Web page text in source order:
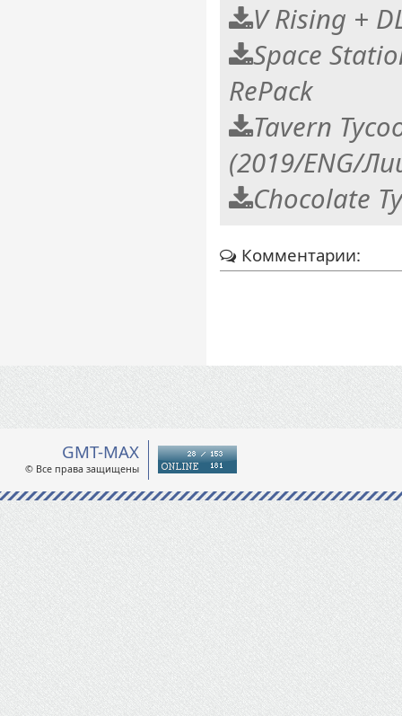
V Rising +
Space
RePack
Tavern
(2019/ENG/
Chocolate
Комментарии:
GMT-MAX
© Все права защищены